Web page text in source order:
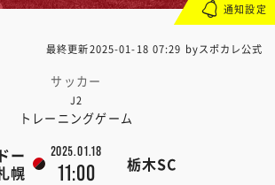
最終更新2025-01-18 07:29 byスポカレ公式
サッカー
J2
トレーニングゲーム
ー
幌
2025.01.18
11:00 栃木SC
通知設定